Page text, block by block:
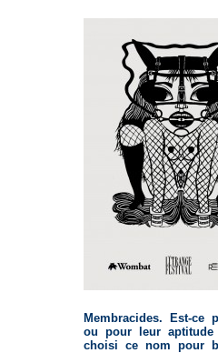
Membracides. Est-ce
ou pour leur aptitude
choisi ce nom pour